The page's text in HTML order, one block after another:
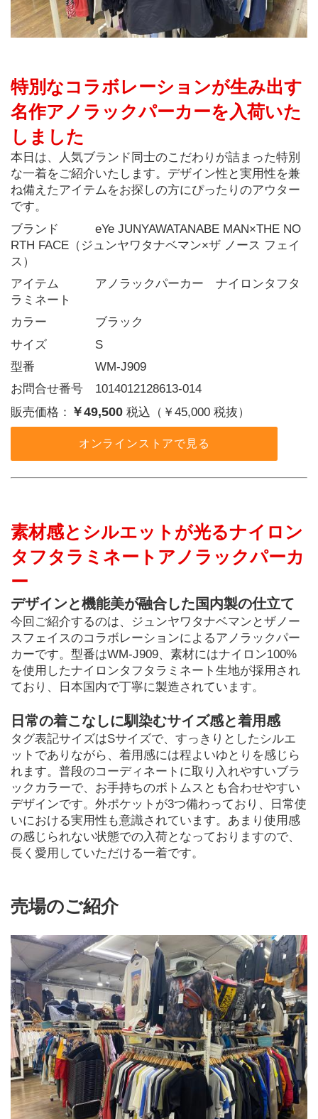
特別なコラボレーションが生み出す
名作アノラックパーカーを入荷いた
しました
本日は、人気ブランド同士のこだわりが詰まった特別
な一着をご紹介いたします。デザイン性と実用性を兼
ね備えたアイテムをお探しの方にぴったりのアウター
です。
ブランド   eYe JUNYAWATANABE MAN×THE NO
RTH FACE（ジュンヤワタナベマン×ザ ノース フェイ
ス）
アイテム   アノラックパーカー　ナイロンタフタ
ラミネート
カラー    ブラック
サイズ    S
型番     WM-J909
お問合せ番号 1014012128613-014
販売価格： ￥49,500 税込（￥45,000 税抜）
オンラインストアで見る
素材感とシルエットが光るナイロン
タフタラミネートアノラックパーカ
ー
デザインと機能美が融合した国内製の仕立て
今回ご紹介するのは、ジュンヤワタナベマンとザノー
スフェイスのコラボレーションによるアノラックパー
カーです。型番はWM-J909、素材にはナイロン100%
を使用したナイロンタフタラミネート生地が採用され
ており、日本国内で丁寧に製造されています。
日常の着こなしに馴染むサイズ感と着用感
タグ表記サイズはSサイズで、すっきりとしたシルエ
ットでありながら、着用感には程よいゆとりを感じら
れます。普段のコーディネートに取り入れやすいブラ
ックカラーで、お手持ちのボトムスとも合わせやすい
デザインです。外ポケットが3つ備わっており、日常使
いにおける実用性も意識されています。あまり使用感
の感じられない状態での入荷となっておりますので、
長く愛用していただける一着です。
売場のご紹介